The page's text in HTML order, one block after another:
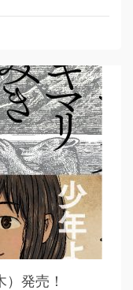
）発売！